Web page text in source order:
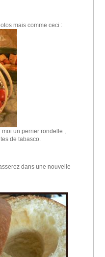
mais comme ceci :
moi un perrier rondelle ,
de tabasco.
dans une nouvelle